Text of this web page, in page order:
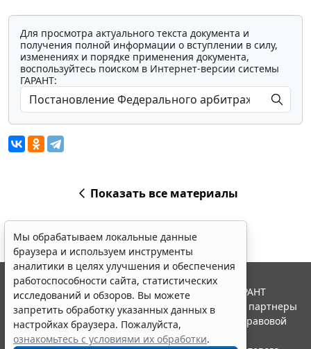
Для просмотра актуального текста документа и
получения полной информации о вступлении в силу,
изменениях и порядке применения документа,
воспользуйтесь поиском в Интернет-версии системы
ГАРАНТ:
Показать все материалы
Мы обрабатываем локальные данные
браузера и используем инструменты
аналитики в целях улучшения и обеспечения
работоспособности сайта, статистических
исследований и обзоров. Вы можете
запретить обработку указанных данных в
настройках браузера. Пожалуйста,
ознакомьтесь с условиями их обработки.
© ООО "НПП "ГАРАНТ-СЕРВИС", 2026. Система ГАРАНТ
выпускается с 1990 года. Компания "Гарант" и ее партнеры
являются участниками Российской ассоциации правовой
информации ГАРАНТ.